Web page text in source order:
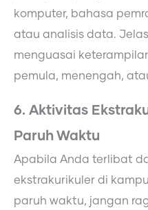
komputer, bahasa
atau analisis data.
menguasai
pemula, menengah,
6. Aktivitas
Paruh Waktu
Apabila Anda terlibat
ekstrakurikuler di
paruh waktu, jangan